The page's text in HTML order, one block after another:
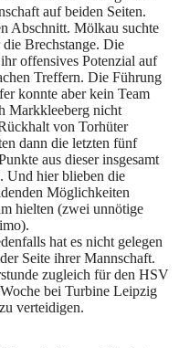
auf beiden Seiten.
Abschnitt. Mölkau suchte
Brechstange. Die
offensives Potenzial auf
Treffern. Die Führung
konnte aber kein Team
Markkleeberg nicht
von Torhüter
dann die letzten fünf
aus dieser insgesamt
Und hier blieben die
Möglichkeiten
hielten (zwei unnötige
hat es nicht gelegen
Seite ihrer Mannschaft.
zugleich für den HSV
bei Turbine Leipzig
verteidigen.